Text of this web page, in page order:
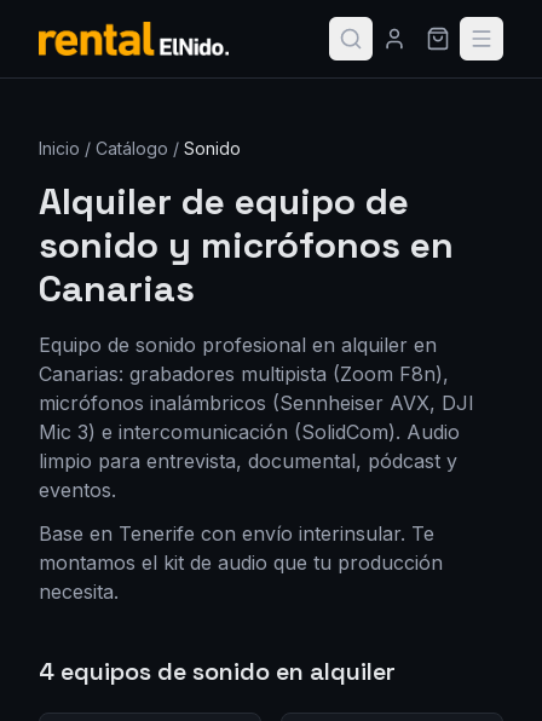
Inicio / Catálogo / Sonido
Alquiler de equipo de
sonido y micrófonos en
Canarias
Equipo de sonido profesional en alquiler en
Canarias: grabadores multipista (Zoom F8n),
micrófonos inalámbricos (Sennheiser AVX, DJI
Mic 3) e intercomunicación (SolidCom). Audio
limpio para entrevista, documental, pódcast y
eventos.
Base en Tenerife con envío interinsular. Te
montamos el kit de audio que tu producción
necesita.
4 equipos desonido en alquiler